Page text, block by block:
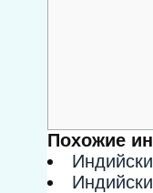
Похожие